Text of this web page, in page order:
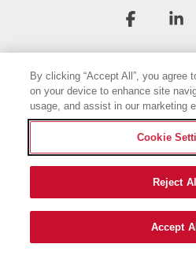
Villkor Integritetspolicy
Cookie-
© 2026 Briggs & Stratton,
Facebook
By clicking “Accept All”, you agree
on your device to enhance site
usage, and assist in our marketing
Cookie
Reject All
Accept All